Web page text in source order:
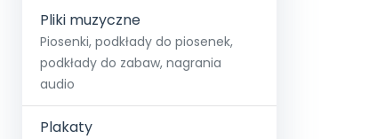
Pliki muzyczne
Piosenki, podkłady do piosenek,
podkłady do zabaw, nagrania
audio
Plakaty